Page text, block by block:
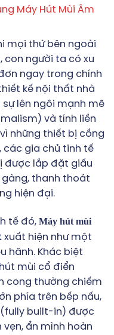
Máy Hút Mùi Âm
mọi thứ bên ngoài
con người ta có xu
ngay trong chính
kế nội thất nhà
sự lên ngôi mạnh mẽ
và tính liền
những thiết bị cồng
các gia chủ tinh tế
được lắp đặt giấu
thanh thoát
hiện đại.
tế đó, Máy hút mùi
xuất hiện như một
hãnh. Khác biệt
mùi cổ điển
cong thường chiếm
phía trên bếp nấu,
(fully built-in) được
ẩn mình hoàn